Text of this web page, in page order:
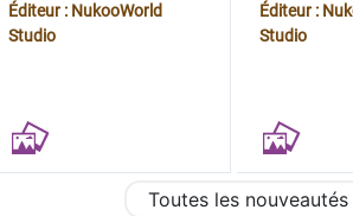
Éditeur : NukooWorld
Studio
Éditeur :
Studio
Toutes les